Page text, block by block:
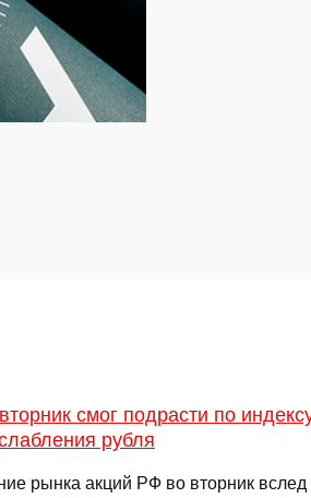
смог подрасти по
рубля
рынка акций РФ во вторник вслед